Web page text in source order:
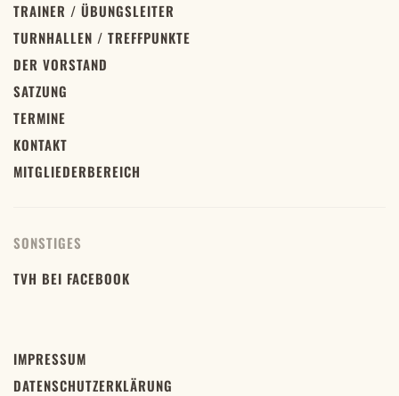
TRAINER / ÜBUNGSLEITER
TURNHALLEN / TREFFPUNKTE
DER VORSTAND
SATZUNG
TERMINE
KONTAKT
MITGLIEDERBEREICH
SONSTIGES
TVH BEI FACEBOOK
IMPRESSUM
DATENSCHUTZERKLÄRUNG